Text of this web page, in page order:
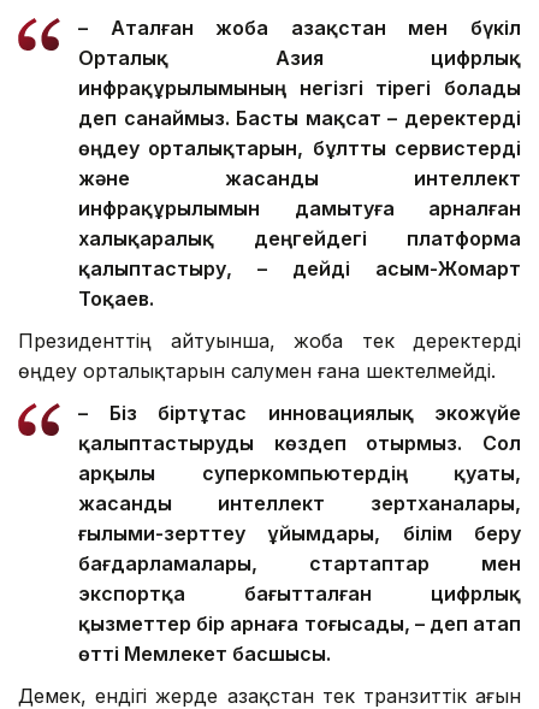
– Аталған жоба Қазақстан мен бүкіл
Орталық Азия цифрлық
инфрақұрылымының негізгі тірегі болады
деп санаймыз. Басты мақсат – деректерді
өңдеу орталықтарын, бұлтты сервистерді
және жасанды интеллект
инфрақұрылымын дамытуға арналған
халықаралық деңгейдегі платформа
қалыптастыру, – дейді Қасым-Жомарт
Тоқаев.
Президенттің айтуынша, жоба тек деректерді
өңдеу орталықтарын салумен ғана шектелмейді.
– Біз біртұтас инновациялық экожүйе
қалыптастыруды көздеп отырмыз. Сол
арқылы суперкомпьютердің қуаты,
жасанды интеллект зертханалары,
ғылыми-зерттеу ұйымдары, білім беру
бағдарламалары, стартаптар мен
экспортқа бағытталған цифрлық
қызметтер бір арнаға тоғысады, – деп атап
өтті Мемлекет басшысы.
Демек, ендігі жерде Қазақстан тек транзиттік ағын